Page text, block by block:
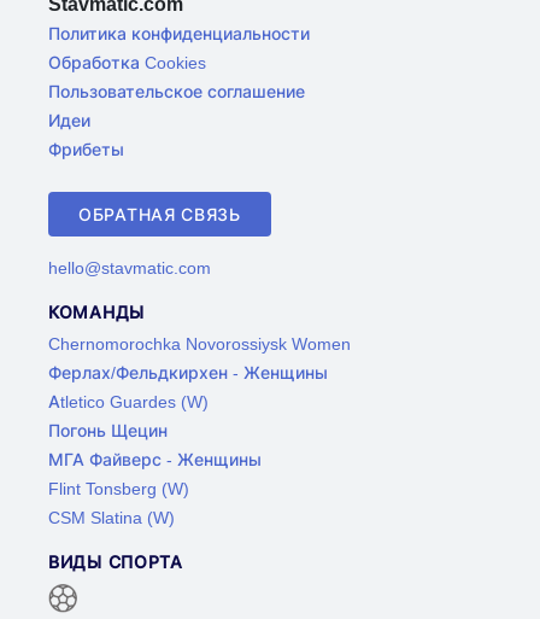
Политика конфиденциальности
Обработка Cookies
Пользовательское соглашение
Идеи
Фрибеты
ОБРАТНАЯ СВЯЗЬ
hello@stavmatic.com
КОМАНДЫ
Chernomorochka Novorossiysk Women
Ферлах/Фельдкирхен - Женщины
Atletico Guardes (W)
Погонь Щецин
МГА Файверс - Женщины
Flint Tonsberg (W)
CSM Slatina (W)
ВИДЫ СПОРТА